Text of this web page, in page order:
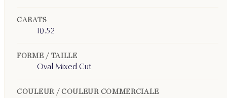
CARATS
10.52
FORME / TAILLE
Oval Mixed Cut
COULEUR / COULEUR COMMERCIALE